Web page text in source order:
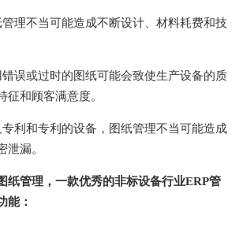
理不当可能造成不断设计、材料耗费和技
误或过时的图纸可能会致使生产设备的质
征和顾客满意度。
利和专利的设备，图纸管理不当可能造成
泄漏。
纸管理，一款优秀的非标设备行业ERP管
能：